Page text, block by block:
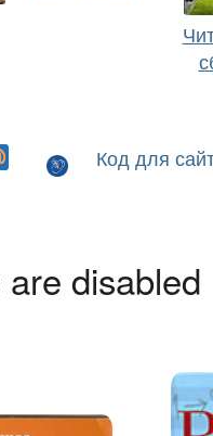
Код для
disabled